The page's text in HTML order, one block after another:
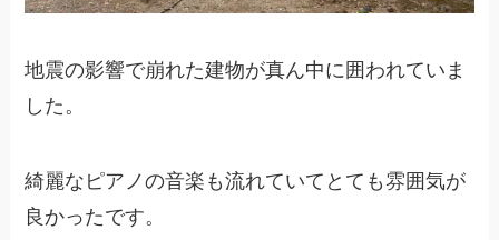
地震の影響で崩れた建物が真ん中に囲われていま
した。
綺麗なピアノの音楽も流れていてとても雰囲気が
良かったです。